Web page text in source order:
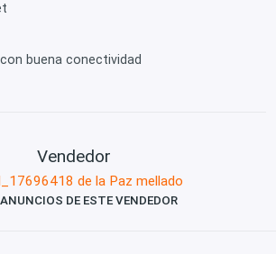
buena conectividad
Vendedor
de la Paz mellado
DE ESTE VENDEDOR